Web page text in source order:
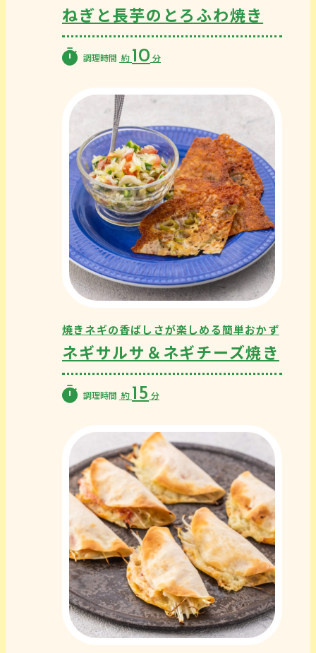
ねぎと長芋のとろふわ焼き
調理時間 約 10 分
焼きネギの香ばしさが楽しめる簡単おかず
ネギサルサ＆ネギチーズ焼き
調理時間 約 15 分